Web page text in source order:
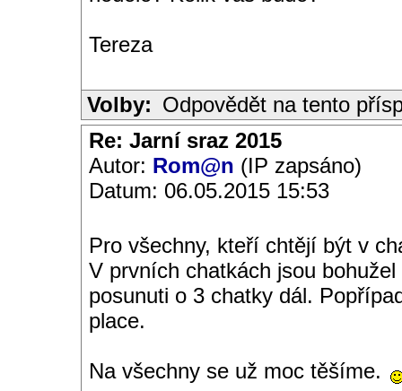
Tereza
Volby: Odpovědět na tento
Re: Jarní sraz 2015
Autor: Rom@n (IP zapsáno)
Datum: 06.05.2015 15:53
Pro všechny, kteří chtějí být v
V prvních chatkách jsou
posunuti o 3 chatky dál.
place.
Na všechny se už moc těšíme.